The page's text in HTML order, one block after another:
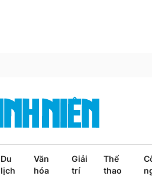
Du
lịch
Văn
hóa
Giải
trí
Thể
thao